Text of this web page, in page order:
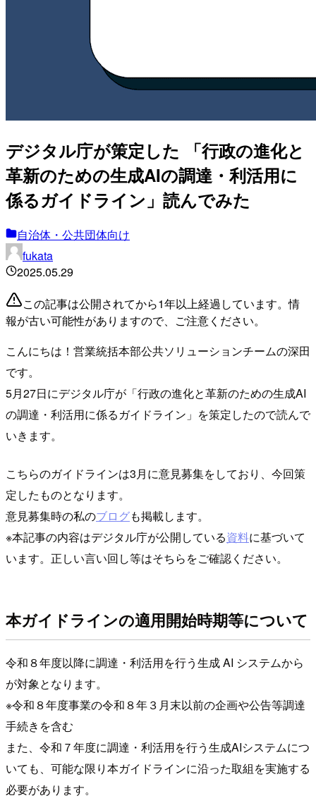
デジタル庁が策定した 「行政の進化と
革新のための生成AIの調達・利活用に
係るガイドライン」読んでみた
自治体・公共団体向け
fukata
2025.05.29
この記事は公開されてから1年以上経過しています。情
報が古い可能性がありますので、ご注意ください。
こんにちは！営業統括本部公共ソリューションチームの深田
です。
5月27日にデジタル庁が「行政の進化と革新のための生成AI
の調達・利活用に係るガイドライン」を策定したので読んで
いきます。
こちらのガイドラインは3月に意見募集をしており、今回策
定したものとなります。
意見募集時の私のブログも掲載します。
※本記事の内容はデジタル庁が公開している資料に基づいて
います。正しい言い回し等はそちらをご確認ください。
本ガイドラインの適用開始時期等について
令和８年度以降に調達・利活用を行う生成 AI システムから
が対象となります。
※令和８年度事業の令和８年３月末以前の企画や公告等調達
手続きを含む
また、令和７年度に調達・利活用を行う生成AIシステムにつ
いても、可能な限り本ガイドラインに沿った取組を実施する
必要があります。